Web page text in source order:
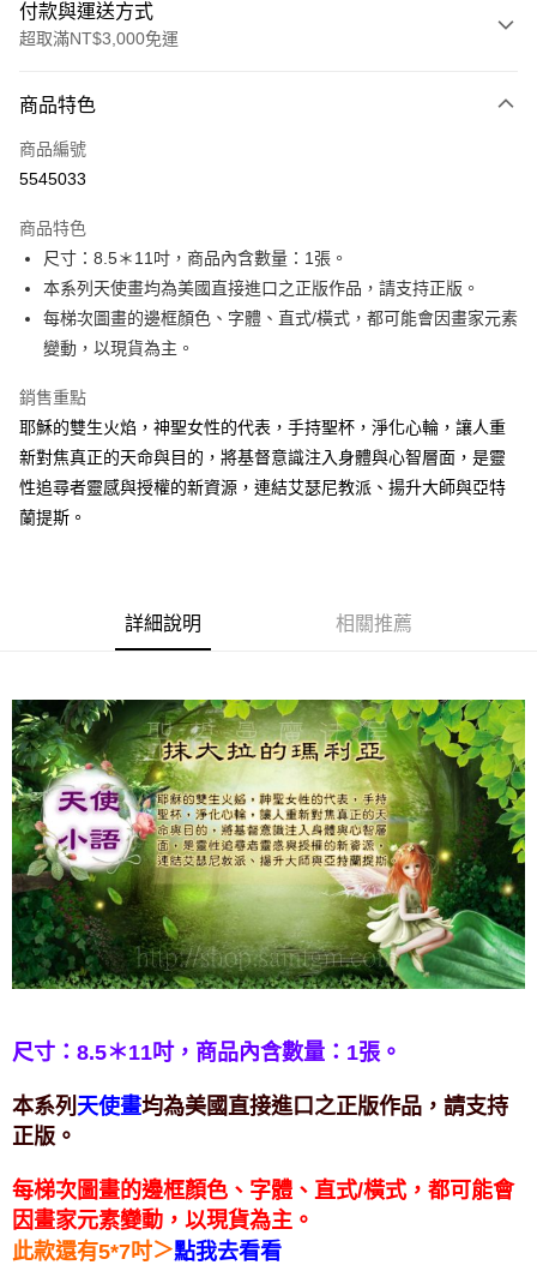
付款與運送方式
超取滿NT$3,000免運
信用卡一次付款
超商取貨付款
Apple Pay
街口支付
悠遊付
ATM付款
全家取貨付款
每筆NT$80，滿NT$3,000(含以上)免運費
賣家宅配幫您送（台灣）
郵局幫你送（離島）
每筆NT$80，滿NT$3,000(含以上)免運費
付款後門市自取
免運費
商品特色
商品編號
5545033
商品特色
尺寸：8.5＊11吋，商品內含數量：1張。
本系列天使畫均為美國直接進口之正版作品，請支持正版。
每梯次圖畫的邊框顏色、字體、直式/橫式，都可能會因畫家元素
變動，以現貨為主。
銷售重點
耶穌的雙生火焰，神聖女性的代表，手持聖杯，淨化心輪，讓人重
新對焦真正的天命與目的，將基督意識注入身體與心智層面，是靈
性追尋者靈感與授權的新資源，連結艾瑟尼教派、揚升大師與亞特
蘭提斯。
詳細說明 相關推薦
尺寸：8.5＊11吋， 商品內含數量：1張。
本系列 天使畫均為美國直接進口之正版作品，請支持
正版。
每梯次圖畫的邊框顏色、字體、直式/橫式，都可能會
因畫家元素變動，以現貨為主。
此款還有5*7吋＞點我去看看